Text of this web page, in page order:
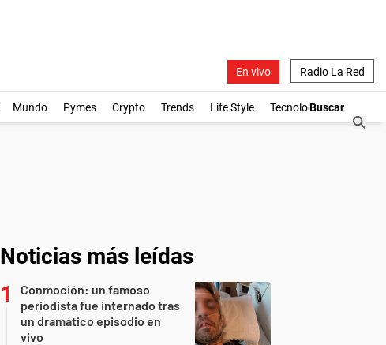
En vivo Radio La Red
Mundo Pymes Crypto Trends Life Style Tecnología
Noticias más leídas
Conmoción: un famoso
periodista fue internado tras
un dramático episodio en
vivo